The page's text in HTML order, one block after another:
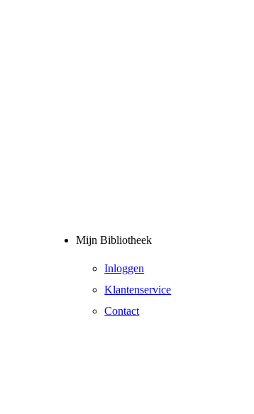
Mijn Bibliotheek
Inloggen
Klantenservice
Contact